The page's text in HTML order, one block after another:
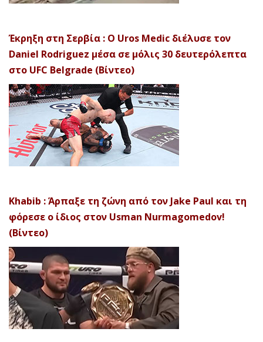
Έκρηξη στη Σερβία : Ο Uros Medic διέλυσε τον
Daniel Rodriguez μέσα σε μόλις 30 δευτερόλεπτα
στο UFC Belgrade (Βίντεο)
Khabib : Άρπαξε τη ζώνη από τον Jake Paul και τη
φόρεσε ο ίδιος στον Usman Nurmagomedov!
(Βίντεο)